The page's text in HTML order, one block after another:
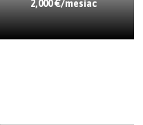
2,000 €/mesiac